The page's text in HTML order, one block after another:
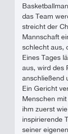
das Team
streicht der
Mannschaft
schlecht aus,
Eines Tages
aus, wird des
anschließend
Ein Gericht
Menschen
ihm zuerst
inspirierende
seiner